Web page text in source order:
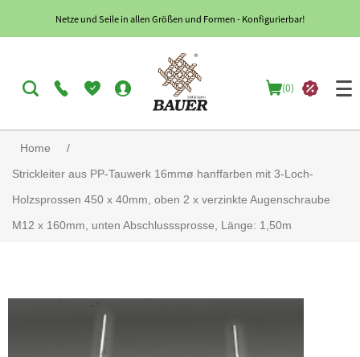
Netze und Seile in allen Größen und Formen - Konfigurierbar!
(0)
Home
/
Strickleiter aus PP-Tauwerk 16mmø hanffarben mit 3-Loch-
Holzsprossen 450 x 40mm, oben 2 x verzinkte Augenschraube
M12 x 160mm, unten Abschlusssprosse, Länge: 1,50m